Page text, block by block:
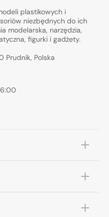
plastikowych i
niezbędnych do ich
modelarska, narzędzia,
figurki i gadżety.
Prudnik, Polska